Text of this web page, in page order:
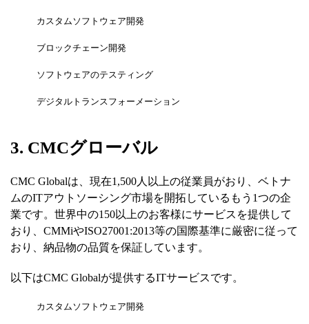
カスタムソフトウェア開発
ブロックチェーン開発
ソフトウェアのテスティング
デジタルトランスフォーメーション
3. CMCグローバル
CMC Globalは、現在1,500人以上の従業員がおり、ベトナ
ムのITアウトソーシング市場を開拓しているもう1つの企
業です。世界中の150以上のお客様にサービスを提供して
おり、CMMiやISO27001:2013等の国際基準に厳密に従って
おり、納品物の品質を保証しています。
以下はCMC Globalが提供するITサービスです。
カスタムソフトウェア開発